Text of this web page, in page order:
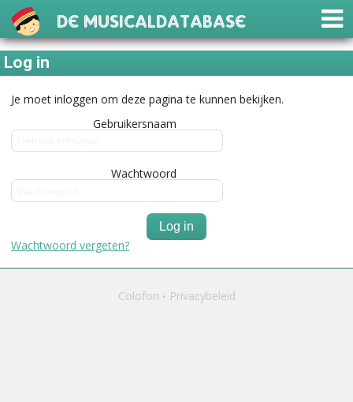
De Musicaldatabase
Log in
Je moet inloggen om deze pagina te kunnen bekijken.
Gebruikersnaam
Wachtwoord
Log in
Wachtwoord vergeten?
Colofon Privacybeleid